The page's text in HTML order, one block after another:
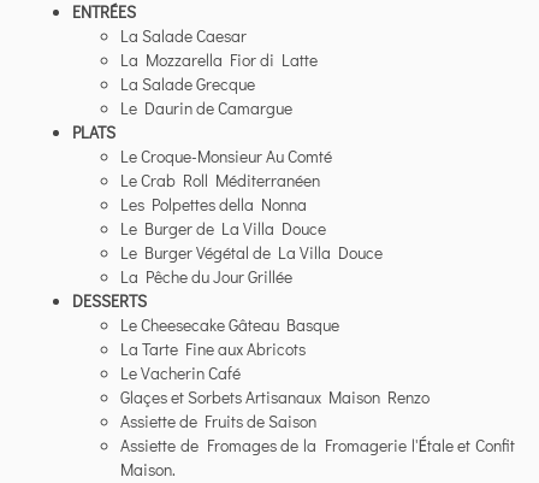
ENTRÉES
La Salade Caesar
La Mozzarella Fior di Latte
La Salade Grecque
Le Daurin de Camargue
PLATS
Le Croque-Monsieur Au Comté
Le Crab Roll Méditerranéen
Les Polpettes della Nonna
Le Burger de La Villa Douce
Le Burger Végétal de La Villa Douce
La Pêche du Jour Grillée
DESSERTS
Le Cheesecake Gâteau Basque
La Tarte Fine aux Abricots
Le Vacherin Café
Glaçes et Sorbets Artisanaux Maison Renzo
Assiette de Fruits de Saison
Assiette de Fromages de la Fromagerie l'Étale et Confit
Maison.